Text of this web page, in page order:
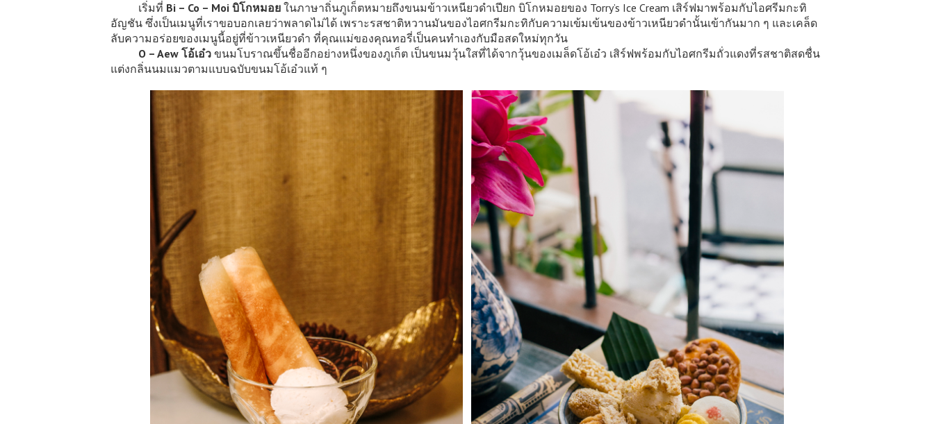
เริ่มที่ Bi – Co – Moi บิโกหมอย ในภาษาถิ่นภูเก็ตหมายถึงขนมข้าวเหนียวดำเปียก บิโกหมอยของ Torry’s Ice Cream เสิร์ฟมาพร้อมกับไอศรีมกะทิ
อัญชัน ซึ่งเป็นเมนูที่เราขอบอกเลยว่าพลาดไม่ได้ เพราะรสชาติหวานมันของไอศกรีมกะทิกับความเข้มเข้นของข้าวเหนียวดำนั้นเข้ากันมาก ๆ และเคล็ด
ลับความอร่อยของเมนูนี้อยู่ที่ข้าวเหนียวดำ ที่คุณแม่ของคุณทอรี่เป็นคนทำเองกับมือสดใหม่ทุกวัน
O – Aew โอ้เอ๋ว ขนมโบราณขึ้นชื่ออีกอย่างหนึ่งของภูเก็ต เป็นขนมวุ้นใสที่ได้จากวุ้นของเมล็ดโอ้เอ๋ว เสิร์ฟพร้อมกับไอศกรีมถั่วแดงที่รสชาติสดชื่น
แต่งกลิ่นนมแมวตามแบบฉบับขนมโอ้เอ๋วแท้ ๆ